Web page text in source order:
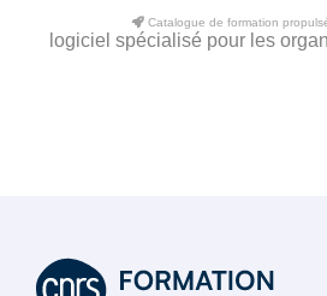
Catalogue de formation
logiciel spécialisé pour les